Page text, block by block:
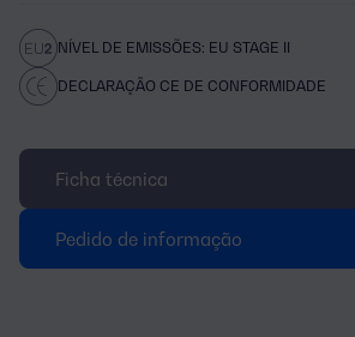
NÍVEL DE EMISSÕES: EU STAGE II
DECLARAÇÃO CE DE CONFORMIDADE
Ficha técnica
Pedido de informação